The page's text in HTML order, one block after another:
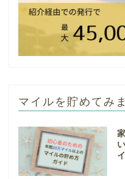
マイルを貯めてみ